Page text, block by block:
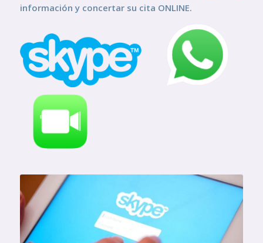
información y concertar su cita ONLINE.